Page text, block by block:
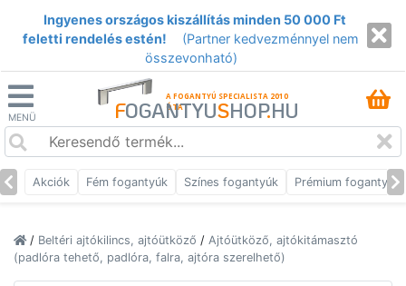
Ingyenes országos kiszállítás minden 50 000 Ft
feletti rendelés estén!
(Partner kedvezménnyel nem
összevonható)
MENÜ
A FOGANTYÚ SPECIALISTA 2010
ÓTA
FOGANTYUSHOP.HU
Akciók Fém fogantyúk Színes fogantyúk Prémium fogantyúk
/ Beltéri ajtókilincs, ajtóütköző / Ajtóütköző, ajtókitámasztó
(padlóra tehető, padlóra, falra, ajtóra szerelhető)